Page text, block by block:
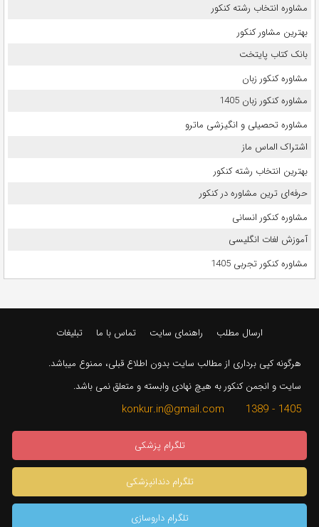
مشاوره انتخاب رشته کنکور
بهترین مشاور کنکور
بانک کتاب پایتخت
مشاوره کنکور زبان
مشاوره کنکور زبان 1405
مشاوره تحصیلی و انگیزشی ماترو
اشتراک الماس ماز
بهترین انتخاب رشته کنکور
حرفه‌ای ترین مشاوره در کنکور
مشاوره کنکور انسانی
آموزش لغات انگلیسی
مشاوره کنکور تجربی 1405
ارسال مطلب راهنمای سایت تماس با ما تبلیغات
هرگونه کپی برداری از مطالب سایت بدون اطلاع قبلی، ممنوع میباشد.
سایت و انجمن کنکور به هیچ نهادی وابسته و متعلق نمی باشد.
1405 - 1389 konkur.in@gmail.com
تلگرام پزشکی
تلگرام دندانپزشکی
تلگرام داروسازی